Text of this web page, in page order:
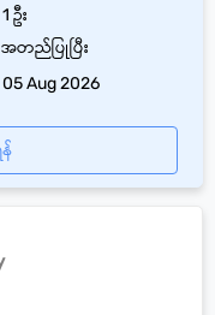
အတည်ပြုပြီး
1 ဦး
05 Aug 2026